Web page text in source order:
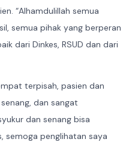
“Alhamdulillah semua
semua pihak yang berperan
dari Dinkes, RSUD dan dari
terpisah, pasien dan
dan sangat
dan senang bisa
semoga penglihatan saya